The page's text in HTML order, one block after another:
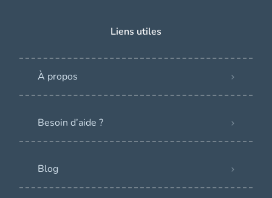
Liens utiles
À propos
Besoin d’aide ?
Blog